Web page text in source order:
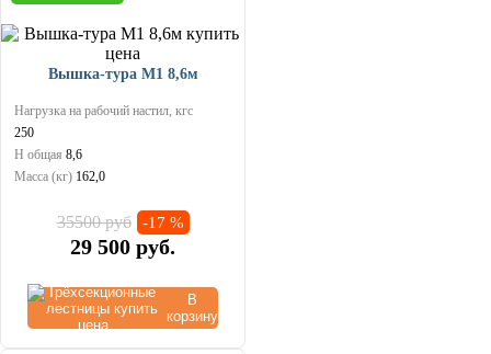
Вышка-тура М1 8,6м
Нагрузка на рабочий настил, кгс
250
Н общая 8,6
Масса (кг) 162,0
35500 руб -17 %
29 500 руб.
В
корзину